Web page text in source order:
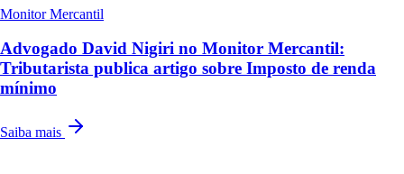
Monitor Mercantil
Advogado David Nigiri no Monitor Mercantil:
Tributarista publica artigo sobre Imposto de renda
mínimo
Saiba mais